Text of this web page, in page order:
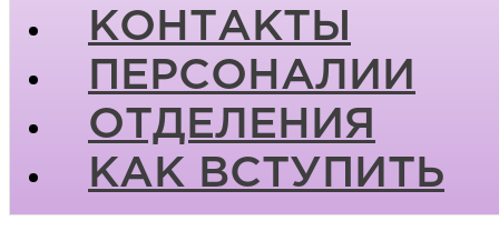
КОНТАКТЫ
ПЕРСОНАЛИИ
ОТДЕЛЕНИЯ
КАК ВСТУПИТЬ